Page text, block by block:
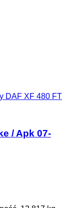
DAF XF 480 FT
/ Apk 07-